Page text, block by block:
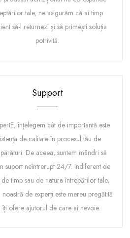
tale, ne asigurăm că ai timp
să-l returnezi și să primești soluția
potrivită.
Support
înțelegem cât de importantă este
de calitate în procesul tău de
De aceea, suntem mândri să
suport neîntrerupt 24/7. Indiferent de
timp sau de natura întrebărilor tale,
noastră de experți este mereu pregătită
îți ofere ajutorul de care ai nevoie.